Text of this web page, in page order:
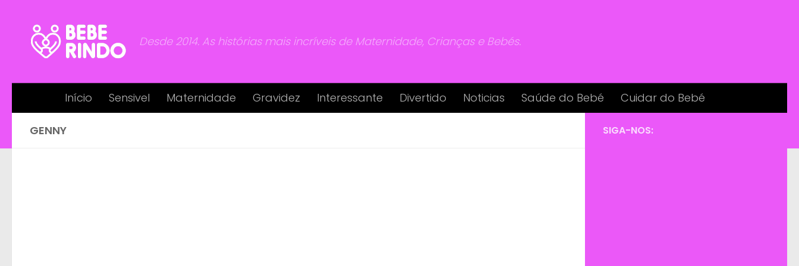
Desde 2014. As histórias mais incríveis de Maternidade, Crianças e Bebés.
Início Sensivel Maternidade Gravidez Interessante Divertido Noticias Saúde do Bebé Cuidar do Bebé
GENNY SIGA-NOS: